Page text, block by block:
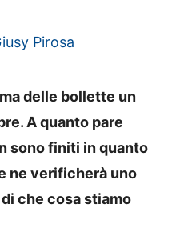
Pirosa
delle bollette un
A quanto pare
sono finiti in quanto
ne verificherà uno
che cosa stiamo